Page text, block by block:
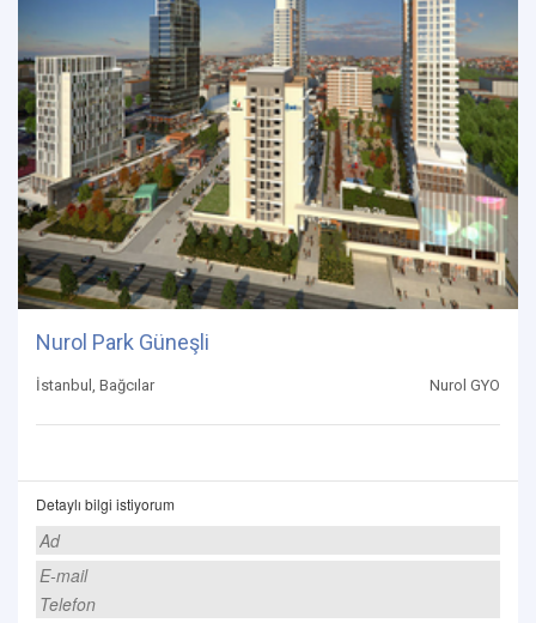
Nurol Park Güneşli
İstanbul, Bağcılar Nurol GYO
Detaylı bilgi istiyorum